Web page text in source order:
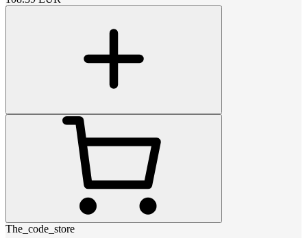
The_code_store